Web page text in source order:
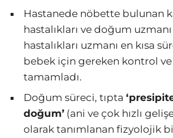
Hastanede nöbette bulunan
hastalıkları ve doğum
hastalıkları uzmanı en kısa
bebek için gereken kontrol
tamamladı.
Doğum süreci, tıpta
doğum’ (ani ve çok hızlı
olarak tanımlanan fizyolojik